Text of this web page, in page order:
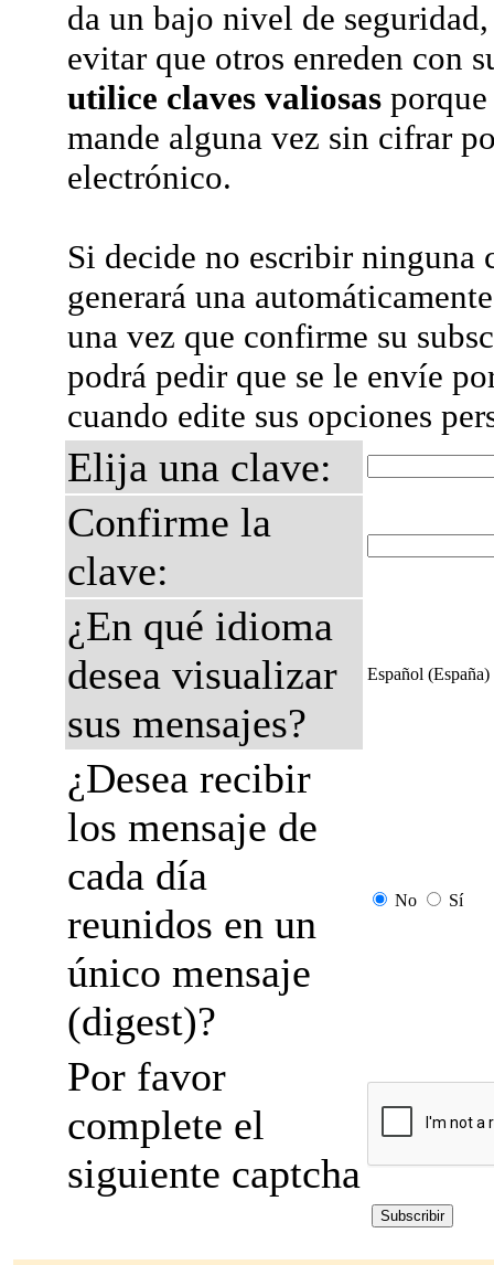
da un bajo nivel de
evitar que otros enreden con
utilice claves valiosas
mande alguna vez sin cifrar
electrónico.
Si decide no escribir ninguna
generará una
una vez que confirme su
podrá pedir que se le envíe
cuando edite sus opciones
Elija una clave:
Confirme la
clave:
¿En qué idioma
desea visualizar
sus mensajes?
Español (España)
¿Desea recibir
los mensaje de
cada día
reunidos en un
único mensaje
(digest)?
No Sí
Por favor
complete el
siguiente captcha